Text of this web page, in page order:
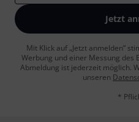
Jetzt
Mit Klick auf „Jetzt anmelden“
Werbung und einer Messung des
Abmeldung ist jederzeit möglich.
unseren
*